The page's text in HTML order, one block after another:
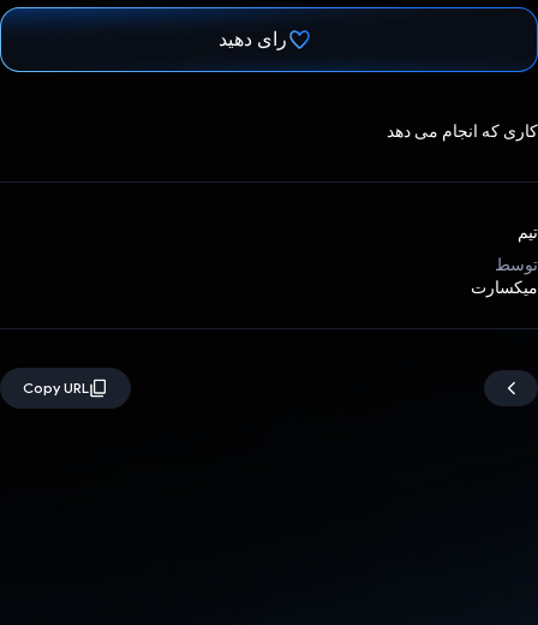
رای دهید
کاری که انجام می دهد
تیم
توسط
میکسارت